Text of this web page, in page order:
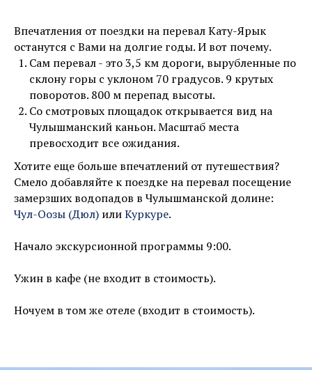
Впечатления от поездки на перевал Кату-Ярык
останутся с Вами на долгие годы. И вот почему.
Сам перевал - это 3,5 км дороги, вырубленные по
склону горы с уклоном 70 градусов. 9 крутых
поворотов. 800 м перепад высоты.
Со смотровых площадок открывается вид на
Чулышманский каньон. Масштаб места
превосходит все ожидания.
Хотите еще больше впечатлений от путешествия?
Смело добавляйте к поездке на перевал посещение
замерзших водопадов в Чулышманской долине:
Чул-Оозы (Дюл) илиКуркуре.
Начало экскурсионной программы 9:00.
Ужин в кафе (не входит в стоимость).
Ночуем в том же отеле (входит в стоимость).